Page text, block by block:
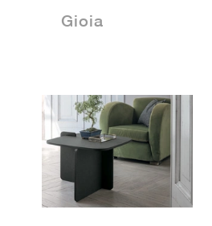
Gioia